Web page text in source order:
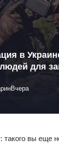
в
для
Вчера
вы еще